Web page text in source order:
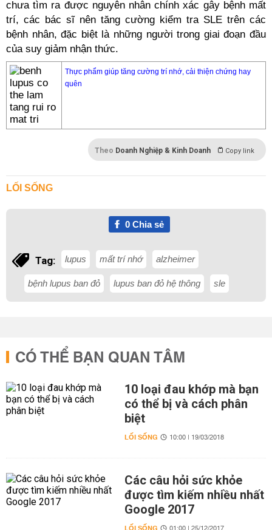
chưa tìm ra được nguyên nhân chính xác gây bệnh mất
trí, các bác sĩ nên tăng cường kiểm tra SLE trên các
bệnh nhân, đặc biệt là những người trong giai đoạn đầu
của suy giảm nhận thức.
Thực phẩm giúp tăng cường trí nhớ, cải thiện chứng hay
quên
Theo Doanh Nghiệp & Kinh Doanh Copy link
LỐI SỐNG
0Chia sẻ
Tag: lupus mất trí nhớ alzheimer
bệnh lupus ban đỏ lupus ban đỏ hệ thông sle
CÓ THỂ BẠN QUAN TÂM
10 loại đau khớp mà bạn
có thể bị và cách phân
biệt
LỐI SỐNG 10:00 | 19/03/2018
Các câu hỏi sức khỏe
được tìm kiếm nhiều nhất
Google 2017